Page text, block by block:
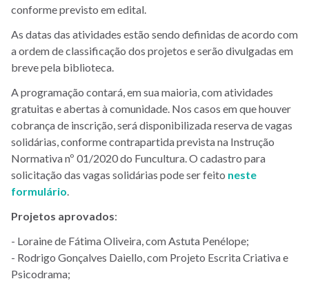
conforme previsto em edital.
As datas das atividades estão sendo definidas de acordo com
a ordem de classificação dos projetos e serão divulgadas em
breve pela biblioteca.
A programação contará, em sua maioria, com atividades
gratuitas e abertas à comunidade. Nos casos em que houver
cobrança de inscrição, será disponibilizada reserva de vagas
solidárias, conforme contrapartida prevista na Instrução
Normativa nº 01/2020 do Funcultura. O cadastro para
solicitação das vagas solidárias pode ser feito neste
formulário
Projetos aprovados:
- Loraine de Fátima Oliveira, com Astuta Penélope;
- Rodrigo Gonçalves Daiello, com Projeto Escrita Criativa e
Psicodrama;